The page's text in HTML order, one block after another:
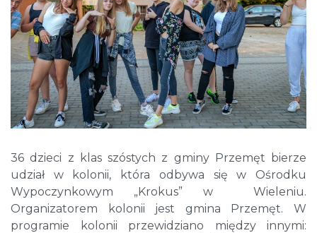
36 dzieci z klas szóstych z gminy Przemęt bierze
udział w kolonii, która odbywa się w Ośrodku
Wypoczynkowym „Krokus” w Wieleniu.
Organizatorem kolonii jest gmina Przemęt. W
programie kolonii przewidziano między innymi: